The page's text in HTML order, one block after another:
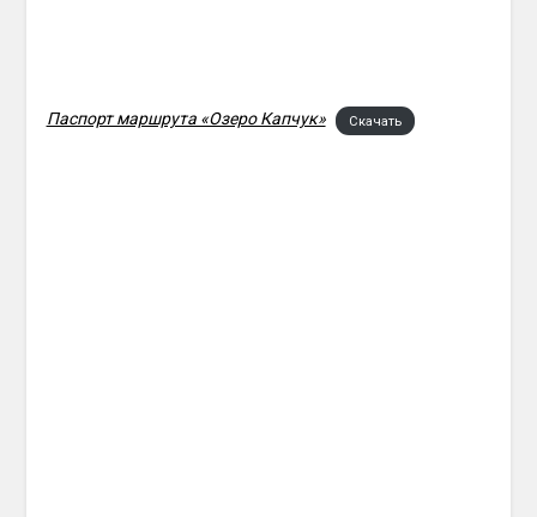
Паспорт маршрута «Озеро Капчук» Скачать